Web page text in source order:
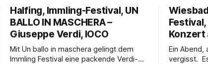
Halfing, Immling-Festival, UN
BALLO IN MASCHERA –
Giuseppe Verdi, IOCO
Mit Un ballo in maschera gelingt dem
Immling Festival eine packende Verdi-
Konzert
Ein Abend,
vergisst. Es gibt Musik, die unterhält. Es